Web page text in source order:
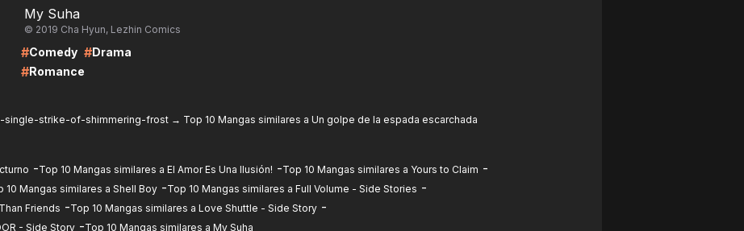
My Suha
© 2019 Cha Hyun, Lezhin Comics
#Comedy #Drama
#Romance
single-strike-of-shimmering-frost → Top 10 Mangas similares a Un golpe de la espada escarchada
-Top 10 Mangas similares a El Amor Es Una Ilusión! -Top 10 Mangas similares a Yours to Claim -
10 Mangas similares a Shell Boy -Top 10 Mangas similares a Full Volume - Side Stories -
Friends -Top 10 Mangas similares a Love Shuttle - Side Story -
- Side Story -Top 10 Mangas similares a My Suha